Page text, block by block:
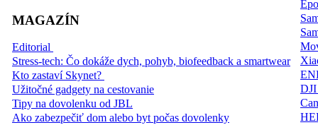
MAGAZÍN
Editorial
Stress-tech: Čo dokáže dych, pohyb, biofeedback a smartwear
Kto zastaví Skynet?
Užitočné gadgety na cestovanie
Tipy na dovolenku od JBL
Ako zabezpečiť dom alebo byt počas dovolenky
DJI